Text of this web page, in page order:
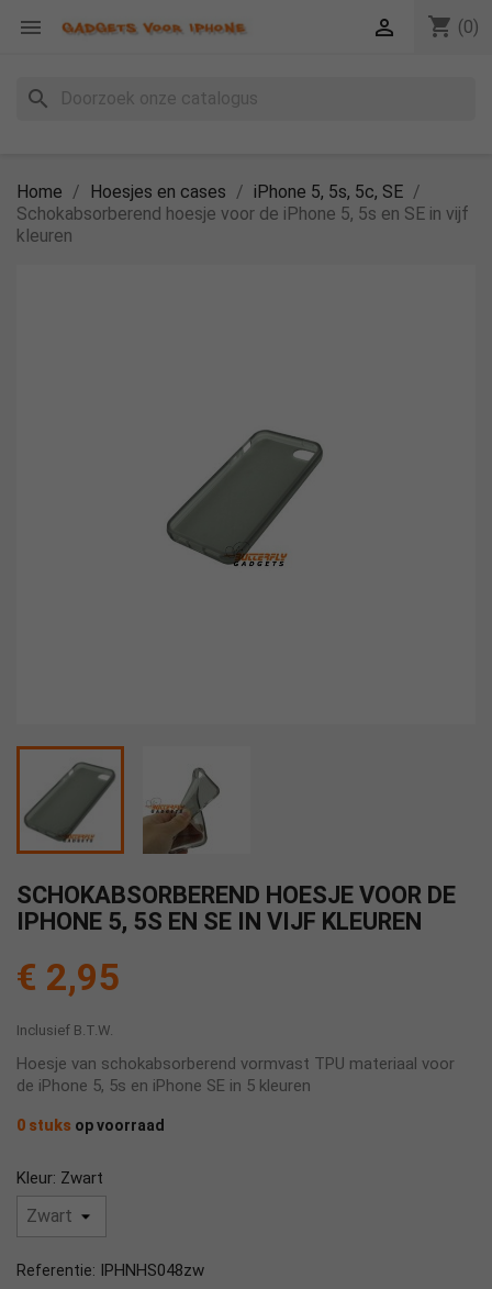
 shopping_cart (0)

search
Home Hoesjes en cases
iPhone 5, 5s, 5c, SE
Schokabsorberend hoesje voor de iPhone 5, 5s en SE in vijf
kleuren
SCHOKABSORBEREND HOESJE VOOR DE
IPHONE 5, 5S EN SE IN VIJF KLEUREN
€ 2,95
Inclusief B.T.W.
Hoesje van schokabsorberend vormvast TPU materiaal voor
de iPhone 5, 5s en iPhone SE in 5 kleuren
0 stuks op voorraad
Kleur: Zwart
Referentie: IPHNHS048zw